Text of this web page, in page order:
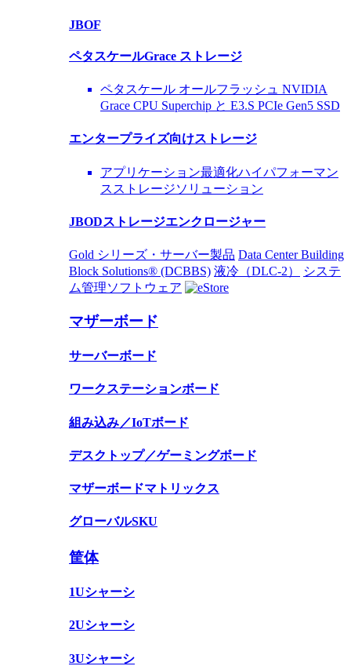
JBOF
ペタスケールGrace ストレージ
ペタスケール オールフラッシュ NVIDIA
Grace CPU Superchip と E3.S PCIe Gen5 SSD
エンタープライズ向けストレージ
アプリケーション最適化ハイパフォーマン
スストレージソリューション
JBODストレージエンクロージャー
Gold シリーズ・サーバー製品 Data Center Building
Block Solutions® (DCBBS) 液冷（DLC-2）
システ
ム管理ソフトウェア
マザーボード
サーバーボード
ワークステーションボード
組み込み／IoTボード
デスクトップ／ゲーミングボード
マザーボードマトリックス
グローバルSKU
筐体
1Uシャーシ
2Uシャーシ
3Uシャーシ